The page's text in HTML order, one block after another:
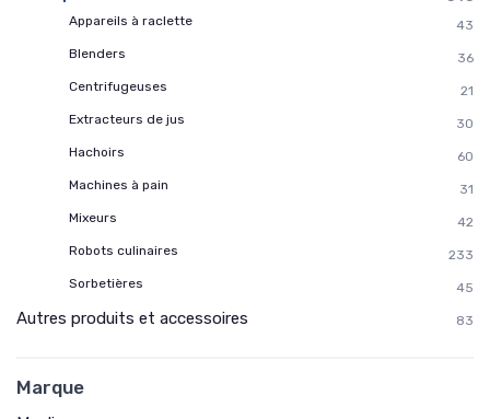
Appareils à raclette
43
Blenders
36
Centrifugeuses
21
Extracteurs de jus
30
Hachoirs
60
Machines à pain
31
Mixeurs
42
Robots culinaires
233
Sorbetières
45
Autres produits et accessoires 83
Marque